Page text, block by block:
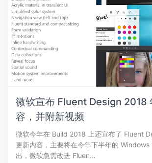
微软宣布 Fluent Design 2018
容，并附新视频
微软今年在 Build 2018 上还宣布了 Fluent
更新内容，主要将在今年下半年的 Windows
出，微软急需改进 Fluen…